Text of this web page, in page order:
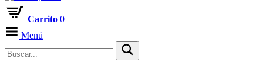
Carrito 0
Menú